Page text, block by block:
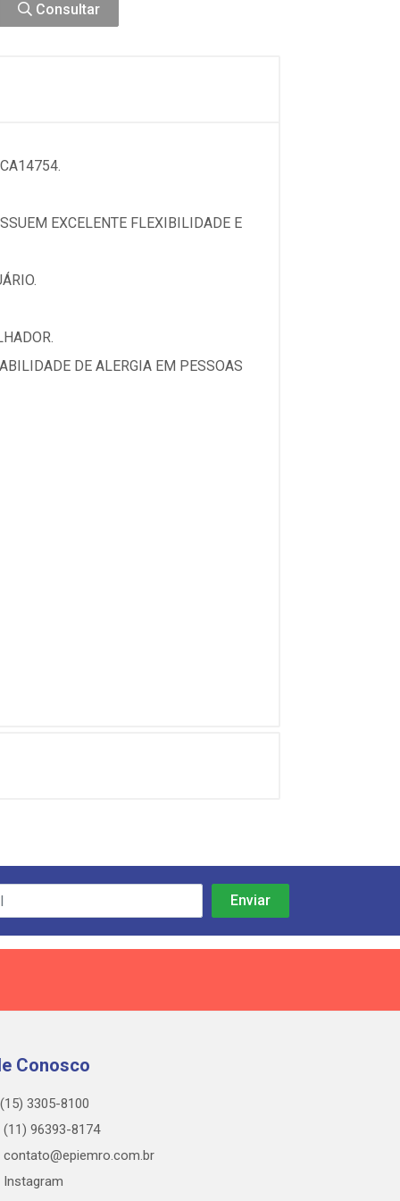
Consultar
EXCELENTE FLEXIBILIDADE E
DE ALERGIA EM PESSOAS
Conosco
(15) 3305-8100
(11) 96393-8174
contato@epiemro.com.br
Instagram